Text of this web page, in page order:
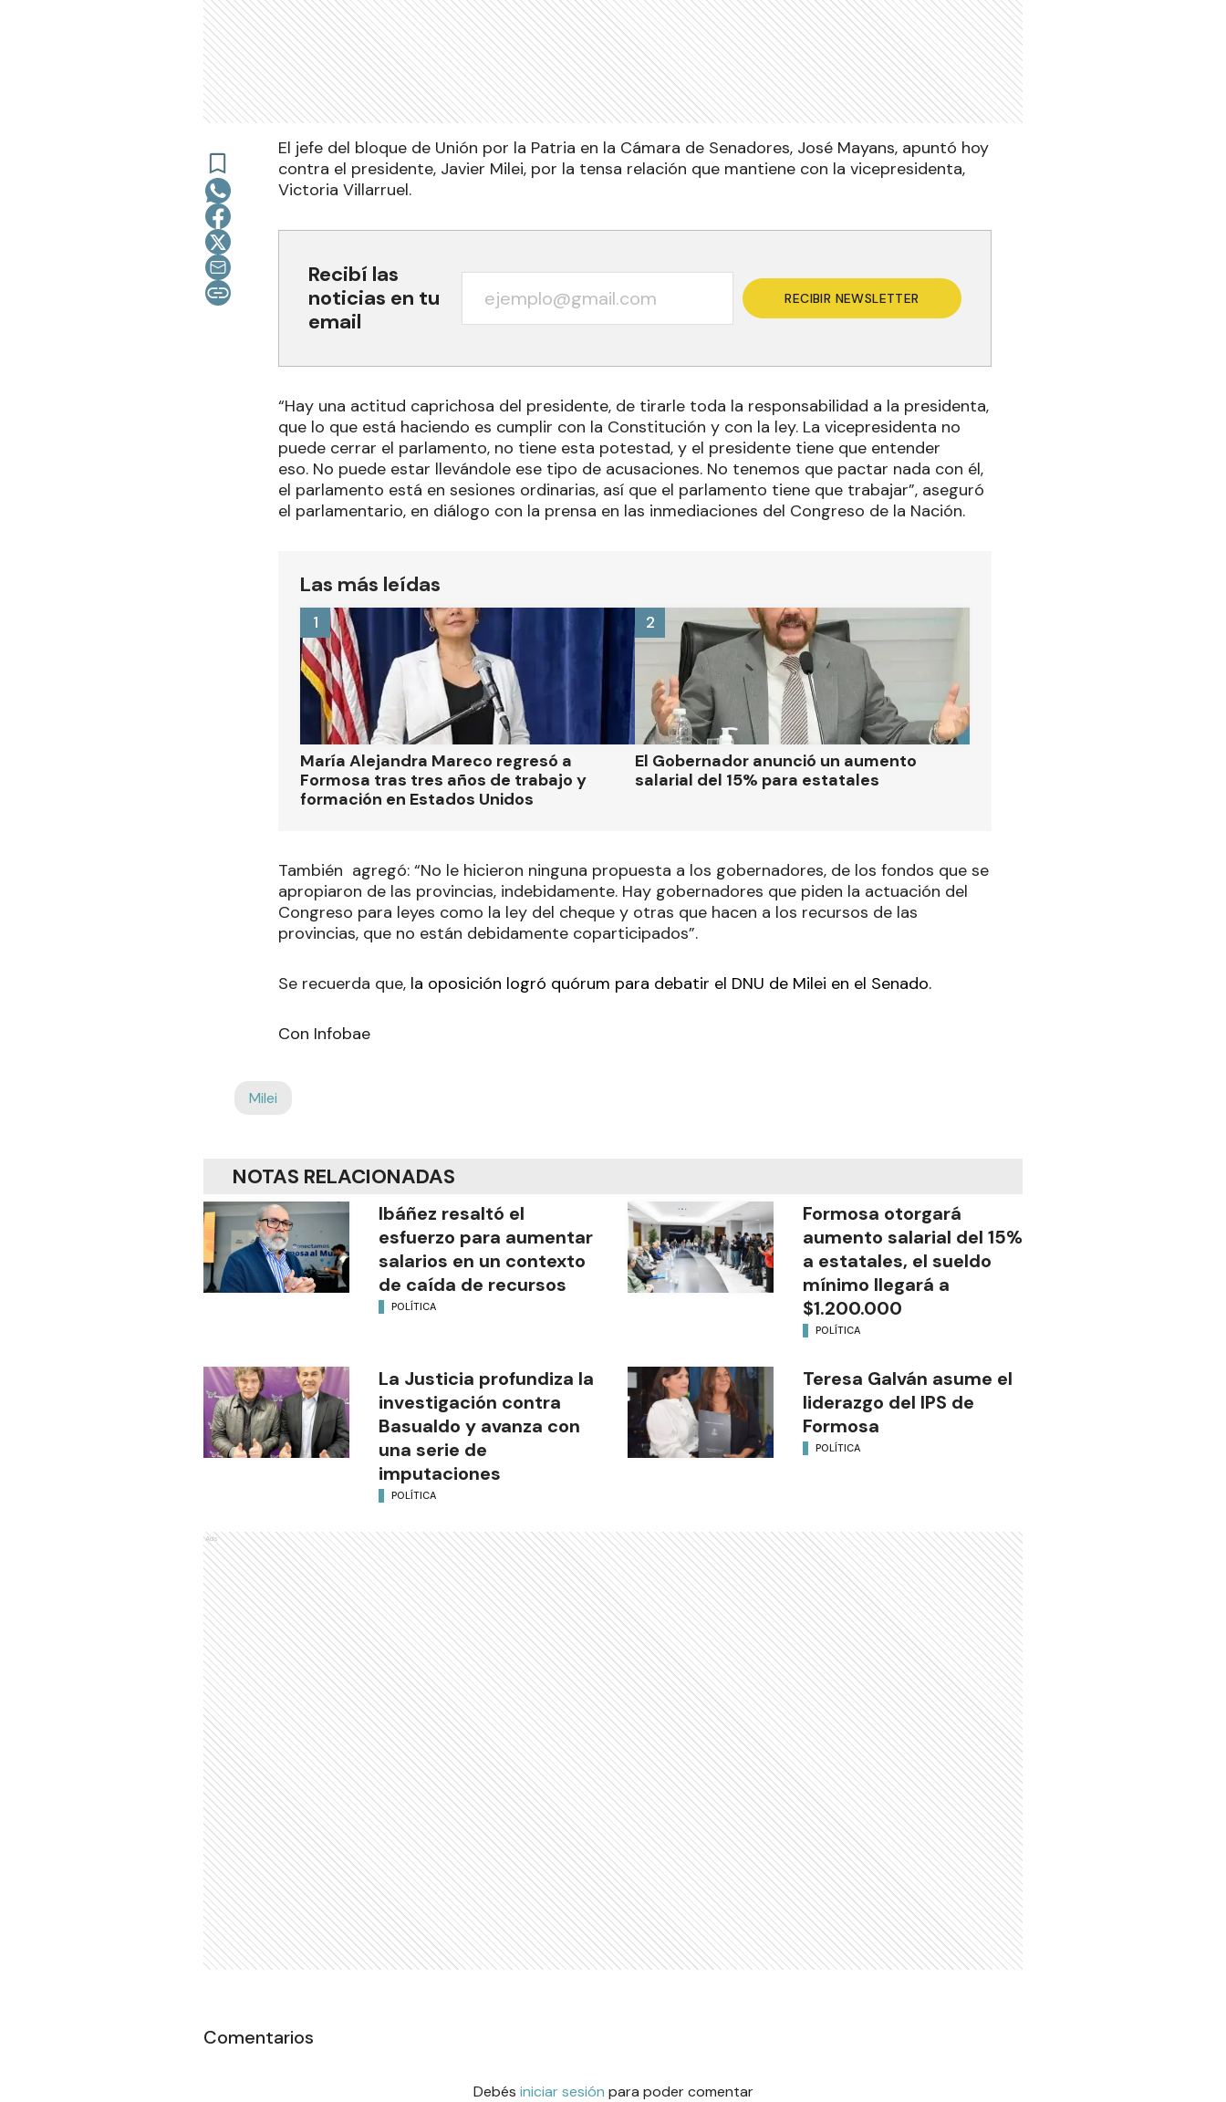
El jefe del bloque de Unión por la Patria en la Cámara de Senadores, José Mayans, apuntó hoy
contra el presidente, Javier Milei, por la tensa relación que mantiene con la vicepresidenta,
Victoria Villarruel.
Recibí las
noticias en tu
email
RECIBIR NEWSLETTER
“Hay una actitud caprichosa del presidente, de tirarle toda la responsabilidad a la presidenta,
que lo que está haciendo es cumplir con la Constitución y con la ley. La vicepresidenta no
puede cerrar el parlamento, no tiene esta potestad, y el presidente tiene que entender
eso. No puede estar llevándole ese tipo de acusaciones. No tenemos que pactar nada con él,
el parlamento está en sesiones ordinarias, así que el parlamento tiene que trabajar”, aseguró
el parlamentario, en diálogo con la prensa en las inmediaciones del Congreso de la Nación.
Las más leídas
María Alejandra Mareco regresó a
Formosa tras tres años de trabajo y
formación en Estados Unidos
1
El Gobernador anunció un aumento
salarial del 15% para estatales
2
También agregó: “No le hicieron ninguna propuesta a los gobernadores, de los fondos que se
apropiaron de las provincias, indebidamente. Hay gobernadores que piden la actuación del
Congreso para leyes como la ley del cheque y otras que hacen a los recursos de las
provincias, que no están debidamente coparticipados”.
Se recuerda que, la oposición logró quórum para debatir el DNU de Milei en el Senado.
Con Infobae
Milei
NOTAS RELACIONADAS
Ibáñez resaltó el
esfuerzo para aumentar
salarios en un contexto
de caída de recursos
POLÍTICA
Formosa otorgará
aumento salarial del 15%
a estatales, el sueldo
mínimo llegará a
$1.200.000
POLÍTICA
La Justicia profundiza la
investigación contra
Basualdo y avanza con
una serie de
imputaciones
POLÍTICA
Teresa Galván asume el
liderazgo del IPS de
Formosa
POLÍTICA
Ads
Comentarios
Debés iniciar sesión para poder comentar